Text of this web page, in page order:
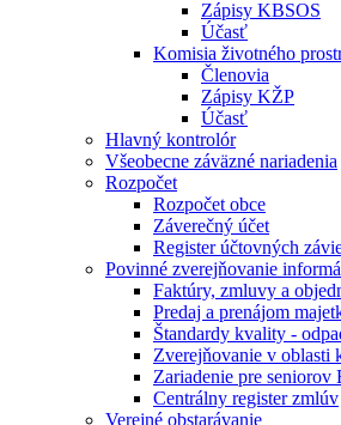
Zápisy KBSOS
Účasť
Komisia životného
Členovia
Zápisy KŽP
Účasť
Hlavný kontrolór
Všeobecne záväzné nariadenia
Rozpočet
Rozpočet obce
Záverečný účet
Register účtovných
Povinné zverejňovanie
Faktúry, zmluvy a
Predaj a prenájom
Štandardy kvality -
Zverejňovanie v oblasti
Zariadenie pre seniorov
Centrálny register zmlúv
Verejné obstarávanie